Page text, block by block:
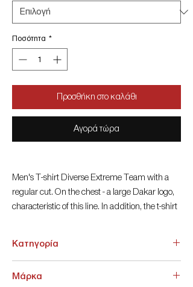
Ποσότητα *
Προσθήκη στο καλάθι
Αγορά τώρα
Men's T-shirt Diverse Extreme Team with a
regular cut. On the chest - a large Dakar logo,
characteristic of this line. In addition, the t-shirt
Κατηγορία
Μάρκα